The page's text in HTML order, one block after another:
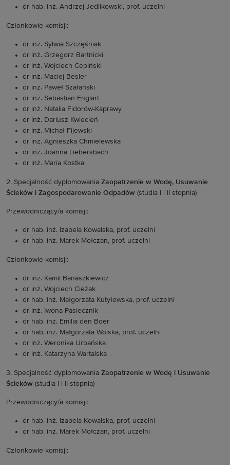
dr hab. inż. Andrzej Jedlikowski, prof. uczelni
Członkowie komisji:
dr inż. Sylwia Szczęśniak
dr inż. Grzegorz Bartnicki
dr inż. Wojciech Cepiński
dr inż. Maciej Besler
dr inż. Paweł Szałański
dr inż. Sebastian Englart
dr inż. Natalia Fidorów-Kaprawy
dr inż. Dariusz Kwiecień
dr inż. Michał Fijewski
dr inż. Agnieszka Chmielewska
dr inż. Joanna Liebersbach
dr inż. Maria Kostka
2. Specjalność dyplomowania Zaopatrzenie w Wodę, Usuwanie
Ścieków i Zagospodarowanie Odpadów (studia I i II stopnia)
Przewodniczący/a komisji:
dr hab. inż. Izabela Kowalska, prof. uczelni
dr hab. inż. Marek Mołczan, prof. uczelni
Członkowie komisji:
dr inż. Kamil Banaszkiewicz
dr inż. Wojciech Cieżak
dr hab. inż. Małgorzata Kutyłowska, prof. uczelni
dr inż. Iwona Pasiecznik
dr hab. inż. Emilia den Boer
dr hab. inż. Małgorzata Wolska, prof. uczelni
dr inż. Weronika Urbańska
dr inż. Katarzyna Wartalska
3. Specjalność dyplomowania Zaopatrzenie w Wodę i Usuwanie
Ścieków (studia I i II stopnia)
Przewodniczący/a komisji:
dr hab. inż. Izabela Kowalska, prof. uczelni
dr hab. inż. Marek Mołczan, prof. uczelni
Członkowie komisji: